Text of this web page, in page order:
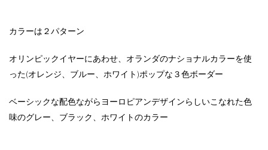
カラーは２パターン
オリンピックイヤーにあわせ、オランダのナショナルカラーを使
った(オレンジ、ブルー、ホワイト)ポップな３色ボーダー
ベーシックな配色ながらヨーロピアンデザインらしいこなれた色
味のグレー、ブラック、ホワイトのカラー